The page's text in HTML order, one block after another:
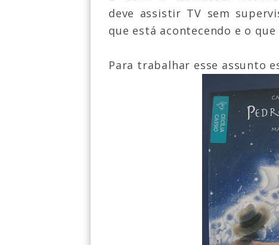
deve assistir TV sem
que está acontecendo e o
Para trabalhar esse assunto